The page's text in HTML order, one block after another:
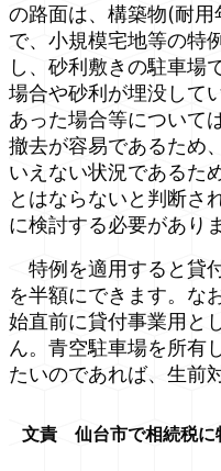
の路面は、構築物(耐
で、小規模宅地等の特
し、砂利敷きの駐車場
場合や砂利が埋没して
あった場合等について
撤去が容易であるため
いえない状況であるた
とはならないと判断さ
に検討する必要があり
特例を適用すると貸
を半額にできます。な
始直前に貸付事業用と
ん。青空駐車場を所有
たいのであれば、生前
文責 仙台市で相続税に